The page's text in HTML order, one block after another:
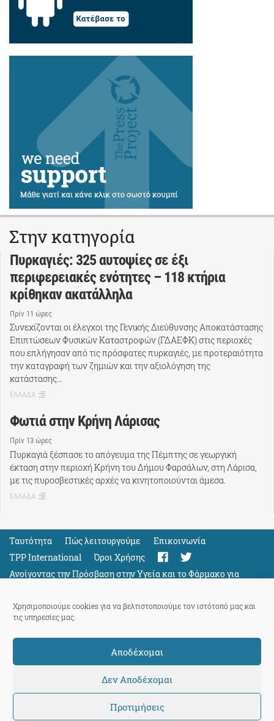
Χρησιμοποιούμε cookies για να βελτιστοποιούμε τον ιστότοπό μας και
τις υπηρεσίες μας.
Αποδέχομαι
Δεν Αποδέχομαι
Προτιμήσεις
Στην κατηγορία
Πυρκαγιές: 325 αυτοψίες σε έξι
περιφερειακές ενότητες – 118 κτήρια
κρίθηκαν ακατάλληλα
Πρίν 11 ώρες
Συνεχίζονται οι έλεγχοι της Γενικής Διεύθυνσης Αποκατάστασης
Επιπτώσεων Φυσικών Καταστροφών (ΓΔΑΕΦΚ) στις περιοχές
που επλήγησαν από τις πρόσφατες πυρκαγιές, με προτεραιότητα
την καταγραφή των ζημιών και την αξιολόγηση της
κατάστασης…
ΕΛΛΑΔΑ
Φωτιά στην Κρήνη Λάρισας
Πρίν 13 ώρες
Πυρκαγιά ξέσπασε το απόγευμα της Πέμπτης σε γεωργική
έκταση στην περιοχή Κρήνη του Δήμου Φαρσάλων, στη Λάρισα,
με τις πυροσβεστικές αρχές να κινητοποιούνται άμεσα.
ΕΛΛΑΔΑ
Ταυτότητα Πώς λειτουργούμε
Eπικοινωνία
TPP International
Όροι Χρήσης
Ανοίγοντας την Πρόσβαση στην Υγεία και το Φάρμακο για
Όλους
Support
ThePressProject
powered by our community members
© 2026 ThePressProject | Created by BitsnBytes & re-manufactured